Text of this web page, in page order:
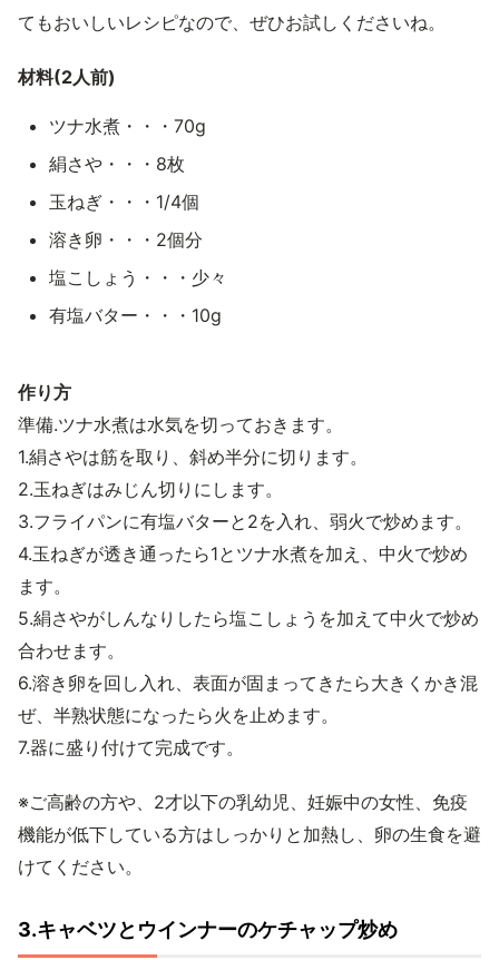
てもおいしいレシピなので、ぜひお試しくださいね。
材料(2人前)
ツナ水煮・・・70g
絹さや・・・8枚
玉ねぎ・・・1/4個
溶き卵・・・2個分
塩こしょう・・・少々
有塩バター・・・10g
作り方
準備.ツナ水煮は水気を切っておきます。
1.絹さやは筋を取り、斜め半分に切ります。
2.玉ねぎはみじん切りにします。
3.フライパンに有塩バターと2を入れ、弱火で炒めます。
4.玉ねぎが透き通ったら1とツナ水煮を加え、中火で炒め
ます。
5.絹さやがしんなりしたら塩こしょうを加えて中火で炒め
合わせます。
6.溶き卵を回し入れ、表面が固まってきたら大きくかき混
ぜ、半熟状態になったら火を止めます。
7.器に盛り付けて完成です。
※ご高齢の方や、2才以下の乳幼児、妊娠中の女性、免疫
機能が低下している方はしっかりと加熱し、卵の生食を避
けてください。
3.キャベツとウインナーのケチャップ炒め